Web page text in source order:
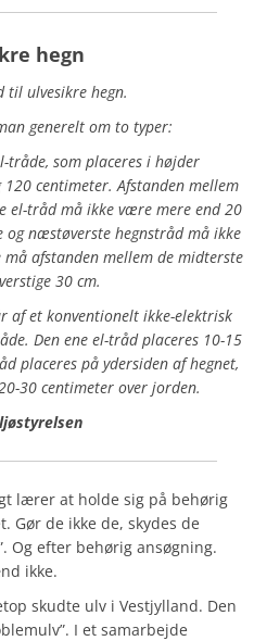
hegn
til ulvesikre hegn.
generelt om to typer:
tråde, som placeres i højder
centimeter. Afstanden mellem
el-tråd må ikke være mere end 20
og næstøverste hegnstråd må ikke
afstanden mellem de midterste
30 cm.
af et konventionelt ikke-elektrisk
Den ene el-tråd placeres 10-15
placeres på ydersiden af hegnet,
30 centimeter over jorden.
lærer at holde sig på behørig
Gør de ikke de, skydes de
Og efter behørig ansøgning.
ikke.
skudte ulv i Vestjylland. Den
I et samarbejde